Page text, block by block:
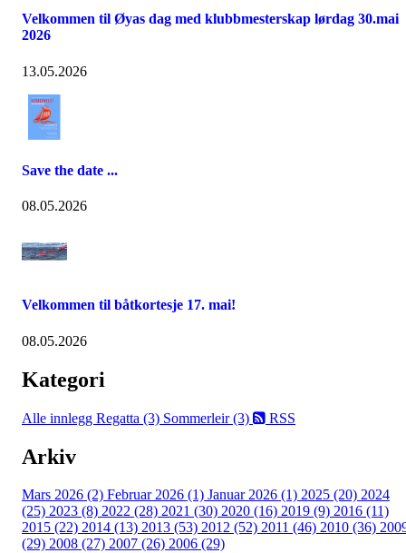
Velkommen til Øyas dag med klubbmesterskap lørdag 30.mai
2026
13.05.2026
Save the date ...
08.05.2026
Velkommen til båtkortesje 17. mai!
08.05.2026
Kategori
Alle innlegg Regatta (3) Sommerleir (3) RSS
Arkiv
Mars 2026 (2) Februar 2026 (1) Januar 2026 (1) 2025 (20) 2024
(25) 2023 (8) 2022 (28) 2021 (30) 2020 (16) 2019 (9) 2016 (11)
2015 (22) 2014 (13) 2013 (53) 2012 (52) 2011 (46) 2010 (36)
(29) 2008 (27) 2007 (26) 2006 (29)